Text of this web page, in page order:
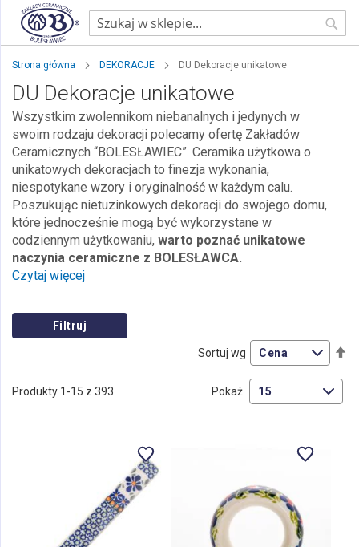
Strona główna DEKORACJE DU Dekoracje unikatowe
DU Dekoracje unikatowe
Wszystkim zwolennikom niebanalnych i jedynych w
swoim rodzaju dekoracji polecamy ofertę Zakładów
Ceramicznych “BOLESŁAWIEC”. Ceramika użytkowa o
unikatowych dekoracjach to finezja wykonania,
niespotykane wzory i oryginalność w każdym calu.
Poszukując nietuzinkowych dekoracji do swojego domu,
które jednocześnie mogą być wykorzystane w
codziennym użytkowaniu, warto poznać unikatowe
naczynia ceramiczne z BOLESŁAWCA.
Czytaj więcej
Filtruj
Produkty 1 -15 z 393
Sortuj wg
Pokaż